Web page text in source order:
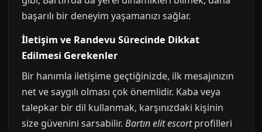
başarılı bir deneyim yaşamanızı sağlar.
İletişim ve Randevu Sürecinde Dikkat
Edilmesi Gerekenler
Bir hanımla iletişime geçtiğinizde, ilk mesajınızın
net ve saygılı olması çok önemlidir. Kaba veya
talepkar bir dil kullanmak, karşınızdaki kişinin
size güvenini sarsabilir. Bartın elit escortprofilleri